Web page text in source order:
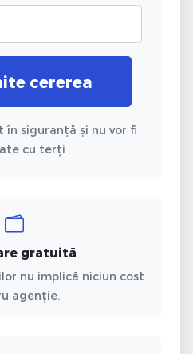
cererea
în siguranță și nu vor fi
cu terți
gratuită
nu implică niciun cost
agenție.